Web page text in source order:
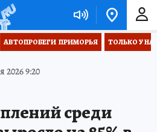
АВТОПРОБЕГИ  ПРИМОРЬЯ ТОЛЬКО У
2026 9:20
среди